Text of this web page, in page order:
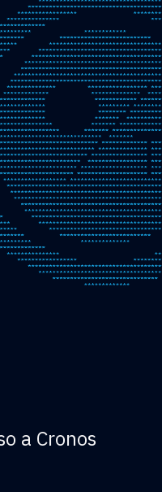
a Cronos